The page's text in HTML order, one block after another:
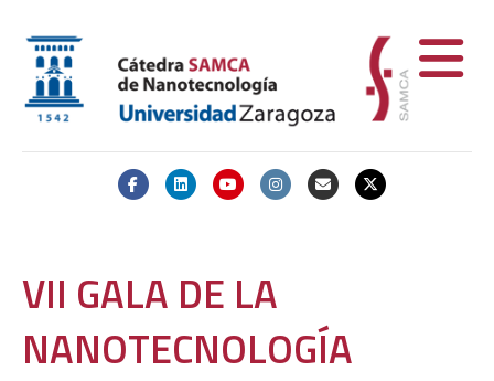
FacebookLinkedinYoutubeInstagramEmail X-twitter
VII GALA DE LA
NANOTECNOLOGÍA